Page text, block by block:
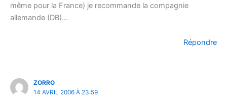
même pour la France) je recommande la compagnie
allemande (DB)…
Répondre
ZORRO
14 AVRIL 2006 À 23:59